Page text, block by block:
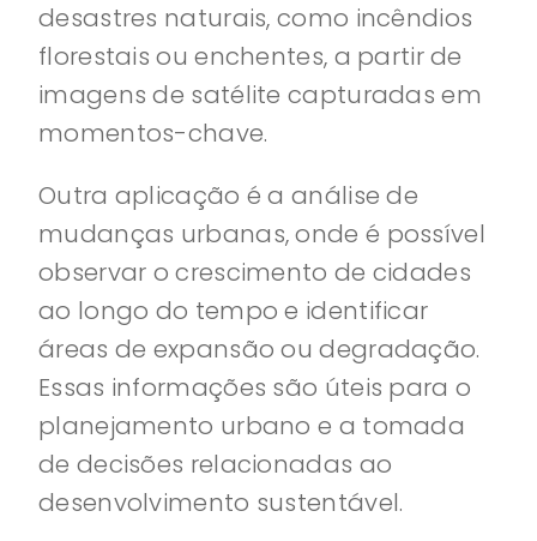
desastres naturais, como incêndios
florestais ou enchentes, a partir de
imagens de satélite capturadas em
momentos-chave.
Outra aplicação é a análise de
mudanças urbanas, onde é possível
observar o crescimento de cidades
ao longo do tempo e identificar
áreas de expansão ou degradação.
Essas informações são úteis para o
planejamento urbano e a tomada
de decisões relacionadas ao
desenvolvimento sustentável.